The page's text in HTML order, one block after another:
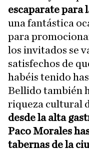
escaparate para
una fantástica
para
los invitados se
satisfechos de
habéis tenido
Bellido también
riqueza cultural
desde la alta
Paco Morales
tabernas de la